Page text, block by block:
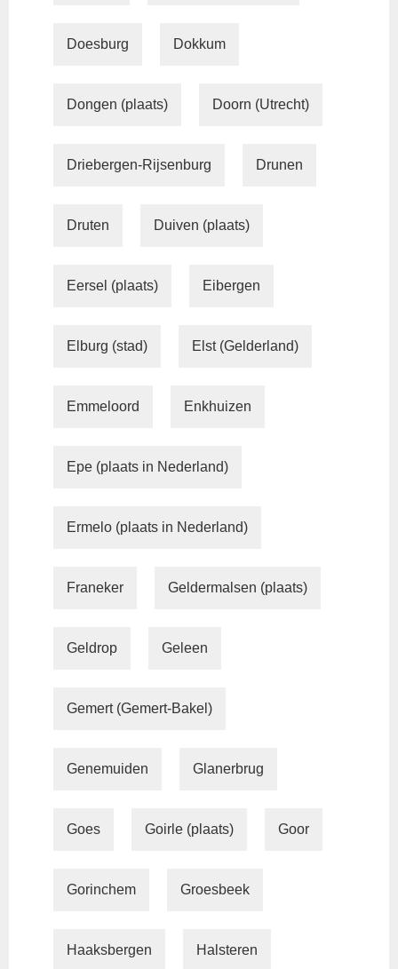
Doesburg Dokkum
Dongen (plaats) Doorn (Utrecht)
Driebergen-Rijsenburg Drunen
Druten Duiven (plaats)
Eersel (plaats) Eibergen
Elburg (stad) Elst (Gelderland)
Emmeloord Enkhuizen
Epe (plaats in Nederland)
Ermelo (plaats in Nederland)
Franeker Geldermalsen (plaats)
Geldrop Geleen
Gemert (Gemert-Bakel)
Genemuiden Glanerbrug
Goes Goirle (plaats) Goor
Gorinchem Groesbeek
Haaksbergen Halsteren